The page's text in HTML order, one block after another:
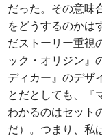
だった。その意味
をどうするのかは
だストーリー重視
ック・オリジン』
ディカー』のデザ
とだとしても、『
わかるのはセット
だ）。つまり、私